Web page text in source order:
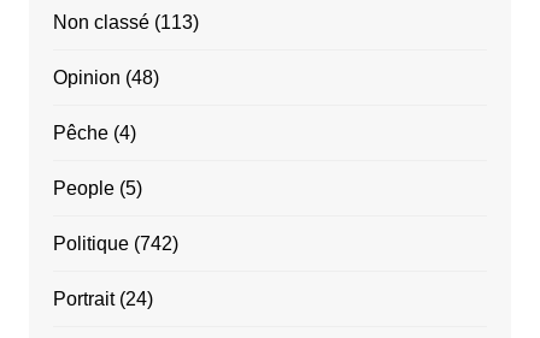
Non classé(113)
Opinion (48)
Pêche(4)
People(5)
Politique(742)
Portrait(24)